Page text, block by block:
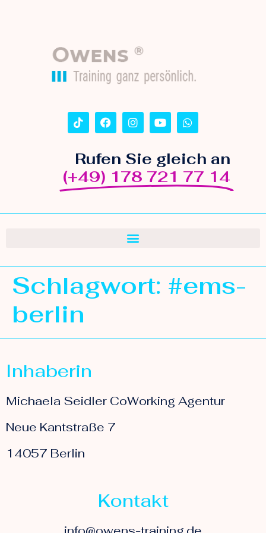
Rufen Sie gleich an
(+49) 178 721 77 14
Schlagwort: #ems-
berlin
Inhaberin
Michaela Seidler CoWorking Agentur
Neue Kantstraße 7
14057 Berlin
Kontakt